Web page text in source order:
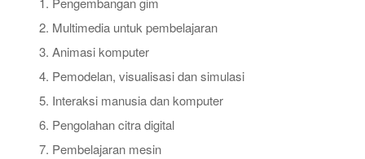
Multimedia untuk pembelajaran
Animasi komputer
Pemodelan, visualisasi dan simulasi
Interaksi manusia dan komputer
Pengolahan citra digital
Pembelajaran mesin